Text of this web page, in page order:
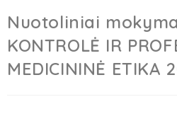
Nuotoliniai
KONTROLĖ IR
MEDICININĖ ETIKA